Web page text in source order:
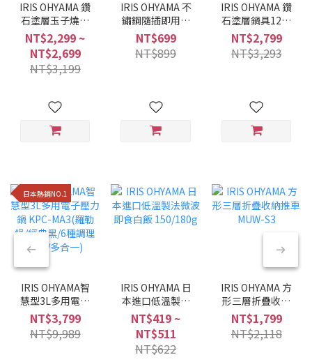
IRIS OHYAMA 鑽
石塗層玉子燒鍋
MEGI系列 (6件/9
件組/兩種色系)
NT$2,299 ~
NT$2,699
NT$3,199
IRIS OHYAMA 不
鏽鋼隨插即用折
疊曬衣架 H-
70XN
NT$699
NT$899
IRIS OHYAMA 鑽
石塗層鍋具12件
組 星鑽黑色
NTF-SEI12
NT$2,799
NT$3,293
日本熱銷NO.1
IRIS OHYAMA智
慧型3L多用電子
壓力鍋 KPC-
MA3(羅勒綠/經典
黑/6種調理模式/
NT$3,799
NT$9,989
IRIS OHYAMA 日
本進口低溫製法
微波即食白飯
150/180g
NT$419 ~
NT$511
NT$622
IRIS OHYAMA 方
形三層折疊收納
推車 MUW-S3
NT$1,799
NT$2,118